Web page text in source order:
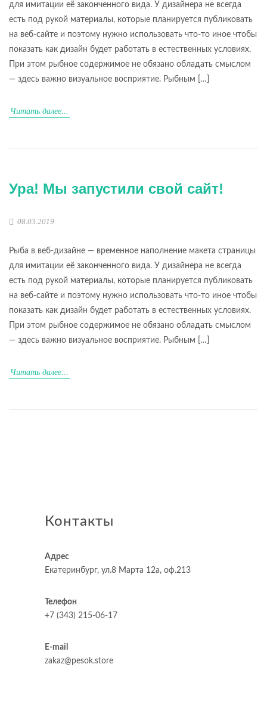
для имитации её законченного вида. У дизайнера не всегда
есть под рукой материалы, которые планируется публиковать
на веб-сайте и поэтому нужно использовать что-то иное чтобы
показать как дизайн будет работать в естественных условиях.
При этом рыбное содержимое не обязано обладать смыслом
— здесь важно визуальное восприятие. Рыбным […]
Читать далее...
Ура! Мы запустили свой сайт!
08.03.2019
Рыба в веб-дизайне — временное наполнение макета страницы
для имитации её законченного вида. У дизайнера не всегда
есть под рукой материалы, которые планируется публиковать
на веб-сайте и поэтому нужно использовать что-то иное чтобы
показать как дизайн будет работать в естественных условиях.
При этом рыбное содержимое не обязано обладать смыслом
— здесь важно визуальное восприятие. Рыбным […]
Читать далее...
Контакты
Адрес
Екатеринбург, ул.8 Марта 12а, оф.213
Телефон
+7 (343) 215-06-17
E-mail
zakaz@pesok.store